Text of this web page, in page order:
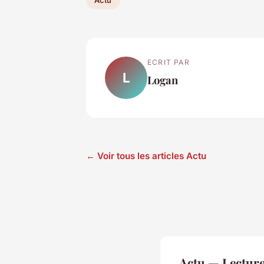
L
ECRIT PAR
Logan
← Voir tous les articles Actu